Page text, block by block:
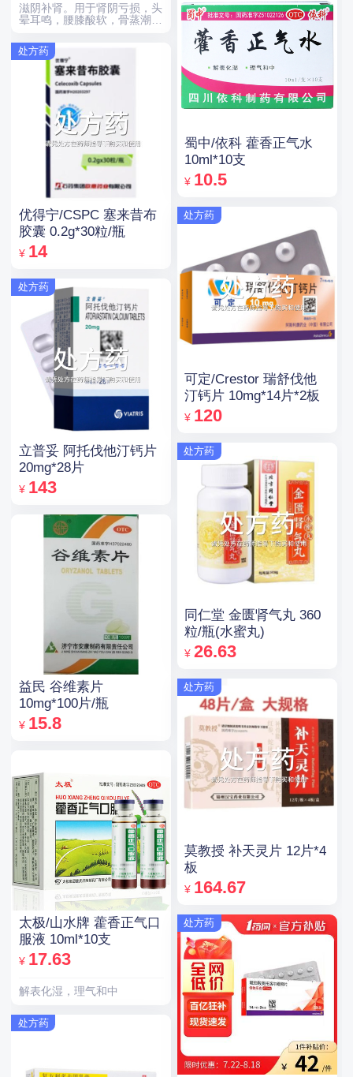
滋阴补肾。用于肾阴亏损，头
晕耳鸣，腰膝酸软，骨蒸潮
处方药
优得宁/CSPC 塞来昔布
胶囊 0.2g*30粒/瓶
¥ 14
处方药
立普妥 阿托伐他汀钙片
20mg*28片
¥ 143
益民 谷维素片
10mg*100片/瓶
¥ 15.8
太极/山水牌 藿香正气口
服液 10ml*10支
¥ 17.63
解表化湿，理气和中
处方药
蜀中/依科 藿香正气水
10ml*10支
¥ 10.5
处方药
可定/Crestor 瑞舒伐他
汀钙片 10mg*14片*2板
¥ 120
处方药
同仁堂 金匮肾气丸 360
粒/瓶(水蜜丸)
¥ 26.63
处方药
莫教授 补天灵片 12片*4
板
¥ 164.67
处方药